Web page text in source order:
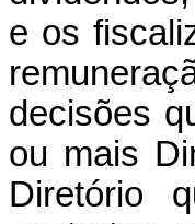
e os
decisões
ou mais
Diretório